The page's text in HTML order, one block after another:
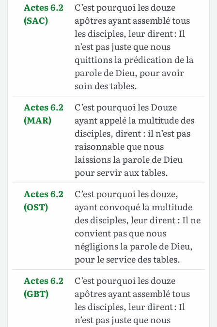
Actes 6.2
(SAC)
C’est pourquoi les douze
apôtres ayant assemblé tous
les disciples, leur dirent : Il
n’est pas juste que nous
quittions la prédication de la
parole de Dieu, pour avoir
soin des tables.
Actes 6.2
(MAR)
C’est pourquoi les Douze
ayant appelé la multitude des
disciples, dirent : il n’est pas
raisonnable que nous
laissions la parole de Dieu
pour servir aux tables.
Actes 6.2
(OST)
C’est pourquoi les douze,
ayant convoqué la multitude
des disciples, leur dirent : Il ne
convient pas que nous
négligions la parole de Dieu,
pour le service des tables.
Actes 6.2
(GBT)
C’est pourquoi les douze
apôtres ayant assemblé tous
les disciples, leur dirent : Il
n’est pas juste que nous